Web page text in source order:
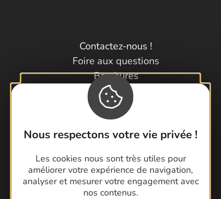
Nous respectons votre vie privée !
Les cookies nous sont très utiles pour
améliorer votre expérience de navigation,
analyser et mesurer votre engagement avec
nos contenus.
Contactez-nous !
Foire aux questions
Brochures
Cartoguides et Topoguides
Latitude Gard